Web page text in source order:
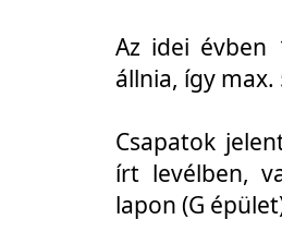
Az idei évben
állnia, így
Csapatok
írt levélben,
lapon (G